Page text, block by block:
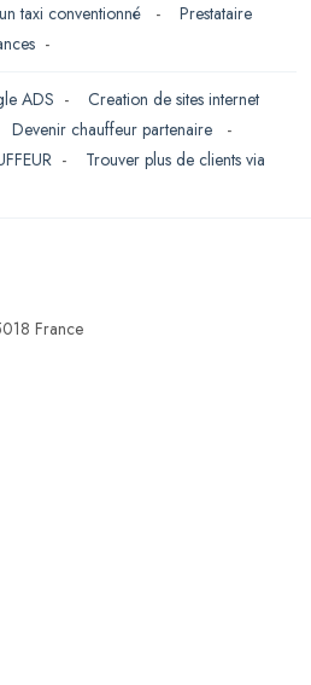
taxi conventionné - Prestataire
-
ADS - Creation de sites internet
Devenir chauffeur partenaire
-
- Trouver plus de clients via
France